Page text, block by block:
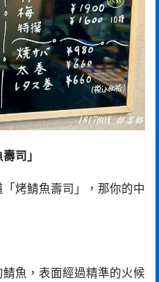
司」
烤鯖魚壽司」，那你的中
魚，表面經過精準的火候